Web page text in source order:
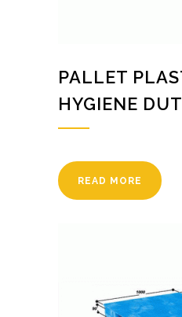
PALLET
HYGIENE
READ MORE